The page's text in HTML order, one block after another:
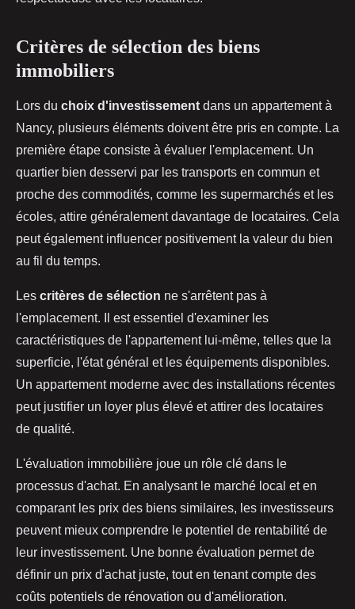
Critères de sélection des biens
immobiliers
Lors du choix d'investissement dans un appartement à
Nancy, plusieurs éléments doivent être pris en compte. La
première étape consiste à évaluer l'emplacement. Un
quartier bien desservi par les transports en commun et
proche des commodités, comme les supermarchés et les
écoles, attire généralement davantage de locataires. Cela
peut également influencer positivement la valeur du bien
au fil du temps.
Les critères de sélection ne s'arrêtent pas à
l'emplacement. Il est essentiel d'examiner les
caractéristiques de l'appartement lui-même, telles que la
superficie, l'état général et les équipements disponibles.
Un appartement moderne avec des installations récentes
peut justifier un loyer plus élevé et attirer des locataires
de qualité.
L'évaluation immobilière joue un rôle clé dans le
processus d'achat. En analysant le marché local et en
comparant les prix des biens similaires, les investisseurs
peuvent mieux comprendre le potentiel de rentabilité de
leur investissement. Une bonne évaluation permet de
définir un prix d'achat juste, tout en tenant compte des
coûts potentiels de rénovation ou d'amélioration.